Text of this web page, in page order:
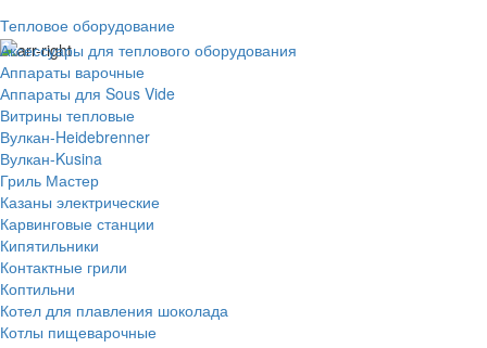
Тепловое оборудование
Аксессуары для теплового оборудования
Аппараты варочные
Аппараты для Sous Vide
Витрины тепловые
Вулкан-Heidebrenner
Вулкан-Kusina
Гриль Мастер
Казаны электрические
Карвинговые станции
Кипятильники
Контактные грили
Коптильни
Котел для плавления шоколада
Котлы пищеварочные